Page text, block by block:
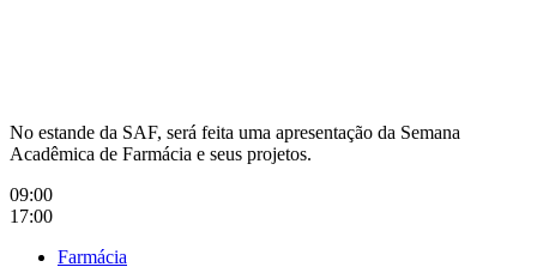
No estande da SAF, será feita uma apresentação da Semana
Acadêmica de Farmácia e seus projetos.
09:00
17:00
Farmácia